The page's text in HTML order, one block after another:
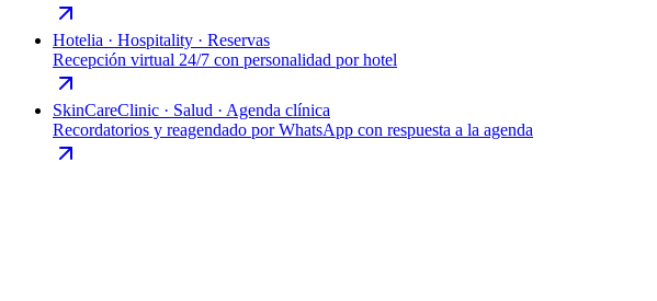
Hotelia · Hospitality · Reservas
Recepción virtual 24/7 con personalidad por hotel
SkinCareClinic · Salud · Agenda clínica
Recordatorios y reagendado por WhatsApp con respuesta a la agenda